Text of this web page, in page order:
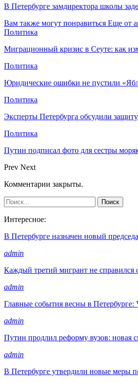
В Петербурге замдиректора школы
Вам также могут понравиться Еще от
Политика
Миграционный кризис в Сеуте: как
Политика
Юридические ошибки не пустили
Политика
Эксперты Петербурга обсудили
Политика
Путин подписал фото для сестры
Prev Next
Комментарии закрыты.
Интересное:
В Петербурге назначен новый
admin
Каждый третий мигрант не справился
admin
Главные события весны в
admin
Путин продлил реформу вузов: новая
admin
В Петербурге утвердили новые меры